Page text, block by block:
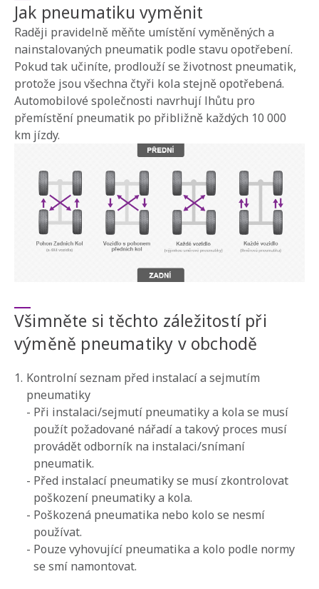
Jak pneumatiku vyměnit
Raději pravidelně měňte umístění vyměněných a
nainstalovaných pneumatik podle stavu opotřebení.
Pokud tak učiníte, prodlouží se životnost pneumatik,
protože jsou všechna čtyři kola stejně opotřebená.
Automobilové společnosti navrhují lhůtu pro
přemístění pneumatik po přibližně každých 10 000
km jízdy.
Všimněte si těchto záležitostí při
výměně pneumatiky v obchodě
1. Kontrolní seznam před instalací a sejmutím
pneumatiky
- Při instalaci/sejmutí pneumatiky a kola se musí
použít požadované nářadí a takový proces musí
provádět odborník na instalaci/snímaní
pneumatik.
- Před instalací pneumatiky se musí zkontrolovat
poškození pneumatiky a kola.
- Poškozená pneumatika nebo kolo se nesmí
používat.
- Pouze vyhovující pneumatika a kolo podle normy
se smí namontovat.